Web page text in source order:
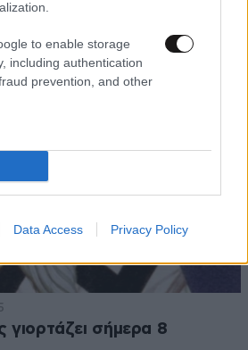
to enable storage
including authentication
prevention, and other
Data Access Privacy Policy
γιορτάζει σήμερα 8